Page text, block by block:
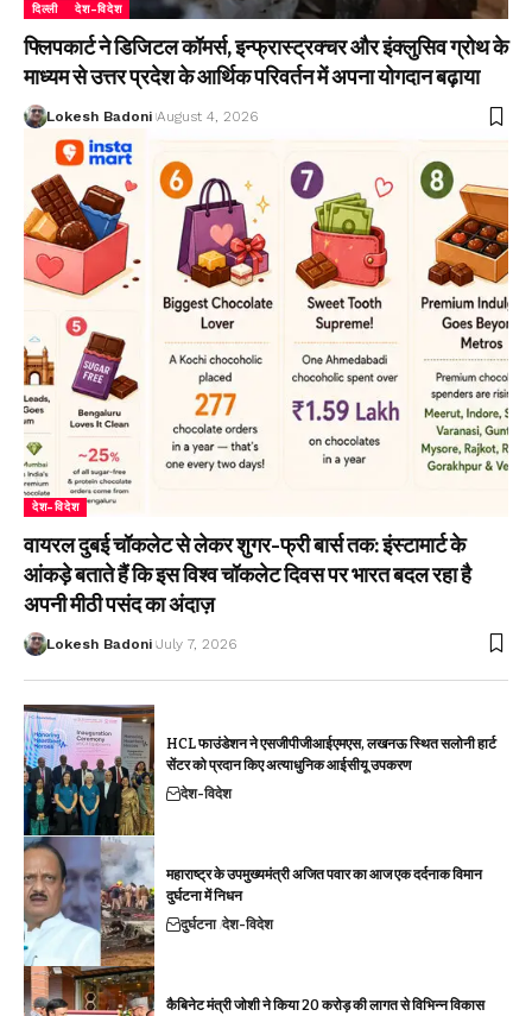
दिल्ली देश-विदेश
फ्लिपकार्ट ने डिजिटल कॉमर्स, इन्फ्रास्ट्रक्चर और इंक्लुसिव ग्रोथ के
माध्यम से उत्तर प्रदेश के आर्थिक परिवर्तन में अपना योगदान बढ़ाया
Lokesh Badoni August 4, 2026
देश-विदेश
वायरल दुबई चॉकलेट से लेकर शुगर-फ्री बार्स तक: इंस्टामार्ट के
आंकड़े बताते हैं कि इस विश्व चॉकलेट दिवस पर भारत बदल रहा है
अपनी मीठी पसंद का अंदाज़
Lokesh Badoni July 7, 2026
HCL फाउंडेशन ने एसजीपीजीआईएमएस, लखनऊ स्थित सलोनी हार्ट
सेंटर को प्रदान किए अत्याधुनिक आईसीयू उपकरण
देश-विदेश
महाराष्ट्र के उपमुख्यमंत्री अजित पवार का आज एक दर्दनाक विमान
दुर्घटना में निधन
दुर्घटना देश-विदेश
कैबिनेट मंत्री जोशी ने किया 20 करोड़ की लागत से विभिन्न विकास